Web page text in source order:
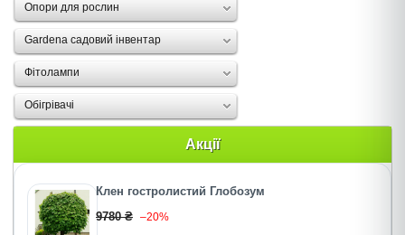
Опори для рослин
Gardena садовий інвентар
Фітолампи
Oбігрівачі
Акції
Клен гостролистий Глобозум
9780 ₴ –20%